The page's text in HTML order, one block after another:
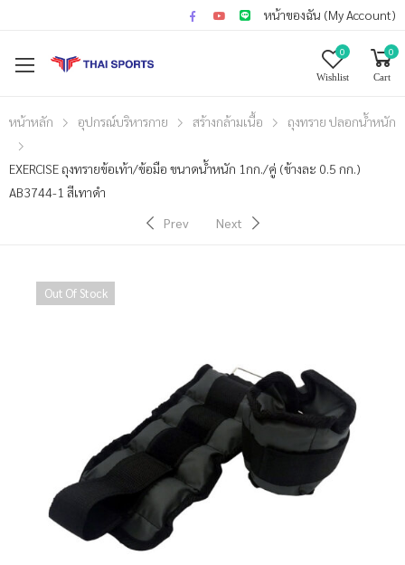
หน้าของฉัน (My Account)
0
Wishlist
0
Cart
หน้าหลัก อุปกรณ์บริหารกาย สร้างกล้ามเนื้อ ถุงทราย ปลอกน้ำหนัก
EXERCISE ถุงทรายข้อเท้า/ข้อมือ ขนาดน้ำหนัก 1กก./คู่ (ข้างละ 0.5 กก.)
AB3744-1 สีเทาดำ
Prev
Next
Out Of Stock